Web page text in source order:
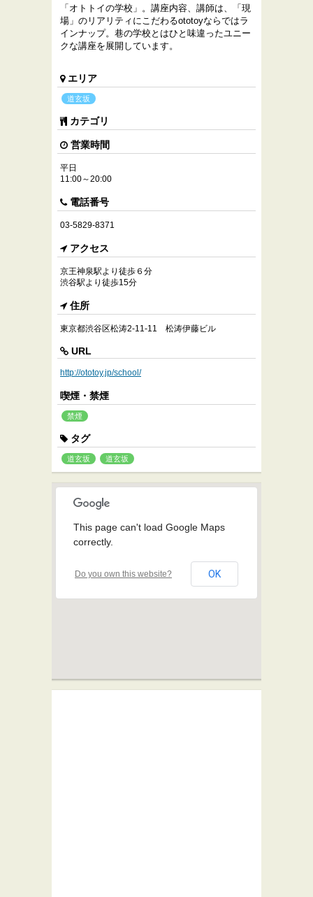
「オトトイの学校」。講座内容、講師は、「現
場」のリアリティにこだわるototoyならではラ
インナップ。巷の学校とはひと味違ったユニー
クな講座を展開しています。
エリア
道玄坂
カテゴリ
営業時間
平日
11:00～20:00
電話番号
03-5829-8371
アクセス
京王神泉駅より徒歩６分
渋谷駅より徒歩15分
住所
東京都渋谷区松涛2-11-11 松涛伊藤ビル
URL
http://ototoy.jp/school/
喫煙・禁煙
禁煙
タグ
道玄坂 道玄坂
This page can't load Google Maps
correctly.
Do you own this website? OK